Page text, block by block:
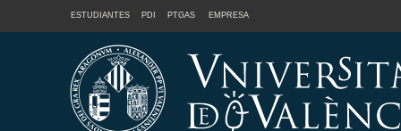
ESTUDIANTES PDI PTGAS EMPRESA